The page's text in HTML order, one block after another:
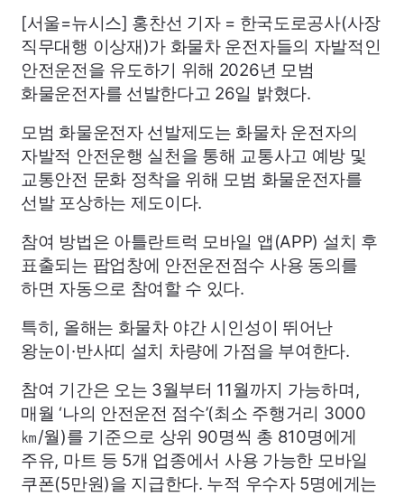
[서울=뉴시스] 홍찬선 기자 = 한국도로공사(사장
직무대행 이상재)가 화물차 운전자들의 자발적인
안전운전을 유도하기 위해 2026년 모범
화물운전자를 선발한다고 26일 밝혔다.
모범 화물운전자 선발제도는 화물차 운전자의
자발적 안전운행 실천을 통해 교통사고 예방 및
교통안전 문화 정착을 위해 모범 화물운전자를
선발 포상하는 제도이다.
참여 방법은 아틀란트럭 모바일 앱(APP) 설치 후
표출되는 팝업창에 안전운전점수 사용 동의를
하면 자동으로 참여할 수 있다.
특히, 올해는 화물차 야간 시인성이 뛰어난
왕눈이·반사띠 설치 차량에 가점을 부여한다.
참여 기간은 오는 3월부터 11월까지 가능하며,
매월 ‘나의 안전운전 점수’(최소 주행거리 3000
㎞/월)를 기준으로 상위 90명씩 총 810명에게
주유, 마트 등 5개 업종에서 사용 가능한 모바일
쿠폰(5만원)을 지급한다. 누적 우수자 5명에게는